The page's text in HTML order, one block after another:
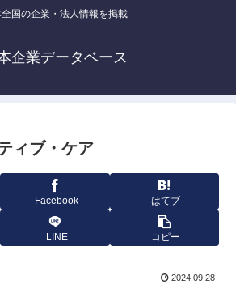
全国の企業・法人情報を掲載
企業データベース
ィブ・ケア
Facebook はてブ
LINE コピー
2024.09.28